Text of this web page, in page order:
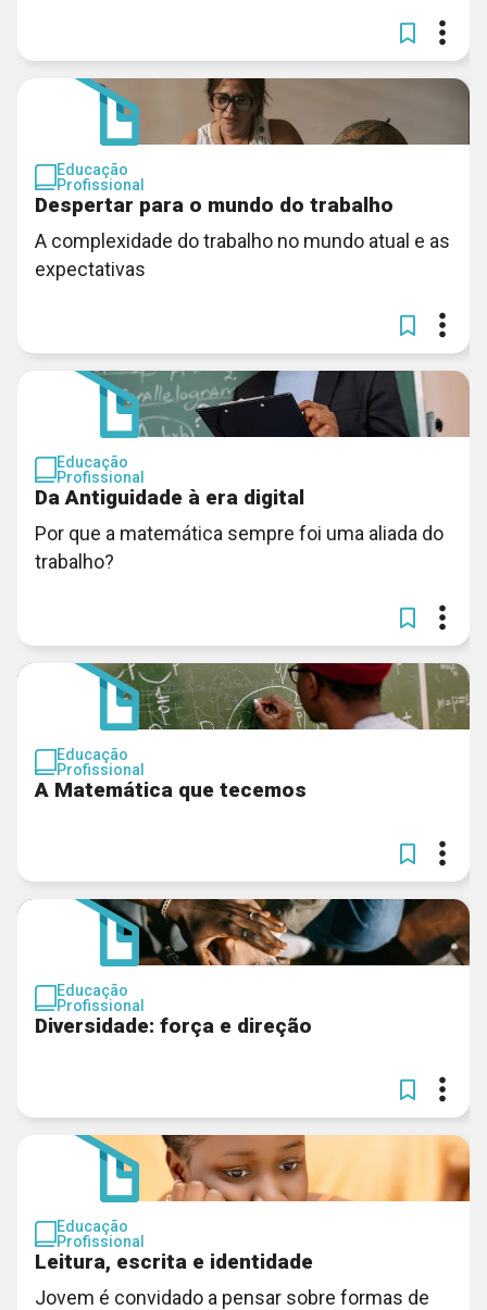
Educação
Profissional
Despertar para o mundo do trabalho
A complexidade do trabalho no mundo atual e as
expectativas
Educação
Profissional
Da Antiguidade à era digital
Por que a matemática sempre foi uma aliada do
trabalho?
Educação
Profissional
A Matemática que tecemos
Educação
Profissional
Diversidade: força e direção
Educação
Profissional
Leitura, escrita e identidade
Jovem é convidado a pensar sobre formas de